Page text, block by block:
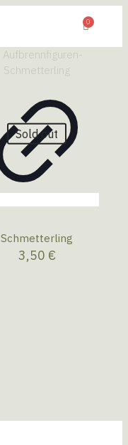
0
Sold out
Schmetterling
3,50 €